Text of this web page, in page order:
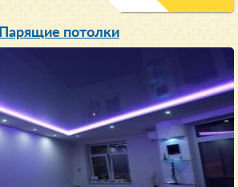
Парящие потолки